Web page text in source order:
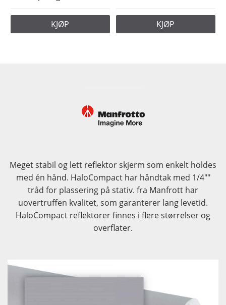
KJØP KJØP
Meget stabil og lett reflektor skjerm som enkelt holdes
med én hånd. HaloCompact har håndtak med 1/4""
tråd for plassering på stativ. fra Manfrott har
uovertruffen kvalitet, som garanterer lang levetid.
HaloCompact reflektorer finnes i flere størrelser og
overflater.